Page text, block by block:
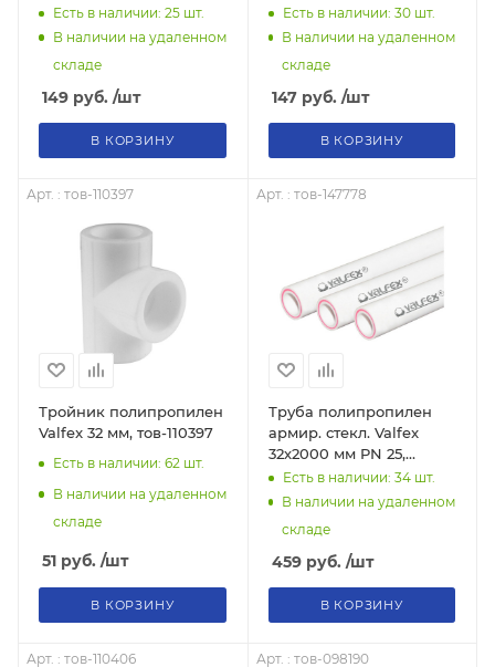
Есть в наличии: 25 шт.
В наличии на удаленном
складе
149 руб. /шт
В КОРЗИНУ
НР, тов-110439
Есть в наличии: 30шт.
В наличии на удаленном
складе
147руб. /шт
В КОРЗИНУ
Арт. : тов-110397
Тройник полипропилен
Valfex 32 мм, тов-110397
Есть в наличии: 62 шт.
В наличии на удаленном
складе
51 руб. /шт
В КОРЗИНУ
Арт. : тов-147778
Труба полипропилен
армир. стекл. Valfex
32х2000 мм PN 25,
тов-147778
Есть в наличии: 34шт.
В наличии на удаленном
складе
459руб. /шт
В КОРЗИНУ
Арт. : тов-110406 Арт. : тов-098190